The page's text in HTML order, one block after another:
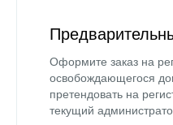
Оформите заказ на
освобождающегося
претендовать на
текущий